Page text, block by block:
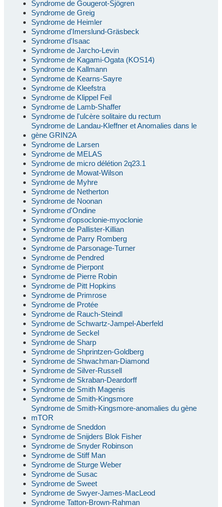
Syndrome de Gougerot-Sjögren
Syndrome de Greig
Syndrome de Heimler
Syndrome d'Imerslund-Gräsbeck
Syndrome d'Isaac
Syndrome de Jarcho-Levin
Syndrome de Kagami-Ogata (KOS14)
Syndrome de Kallmann
Syndrome de Kearns-Sayre
Syndrome de Kleefstra
Syndrome de Klippel Feil
Syndrome de Lamb-Shaffer
Syndrome de l'ulcère solitaire du rectum
Syndrome de Landau-Kleffner et Anomalies dans le
gène GRIN2A
Syndrome de Larsen
Syndrome de MELAS
Syndrome de micro délétion 2q23.1
Syndrome de Mowat-Wilson
Syndrome de Myhre
Syndrome de Netherton
Syndrome de Noonan
Syndrome d'Ondine
Syndrome d'opsoclonie-myoclonie
Syndrome de Pallister-Killian
Syndrome de Parry Romberg
Syndrome de Parsonage-Turner
Syndrome de Pendred
Syndrome de Pierpont
Syndrome de Pierre Robin
Syndrome de Pitt Hopkins
Syndrome de Primrose
Syndrome de Protée
Syndrome de Rauch-Steindl
Syndrome de Schwartz-Jampel-Aberfeld
Syndrome de Seckel
Syndrome de Sharp
Syndrome de Shprintzen-Goldberg
Syndrome de Shwachman-Diamond
Syndrome de Silver-Russell
Syndrome de Skraban-Deardorff
Syndrome de Smith Magenis
Syndrome de Smith-Kingsmore
Syndrome de Smith-Kingsmore-anomalies du gène
mTOR
Syndrome de Sneddon
Syndrome de Snijders Blok Fisher
Syndrome de Snyder Robinson
Syndrome de Stiff Man
Syndrome de Sturge Weber
Syndrome de Susac
Syndrome de Sweet
Syndrome de Swyer-James-MacLeod
Syndrome Tatton-Brown-Rahman